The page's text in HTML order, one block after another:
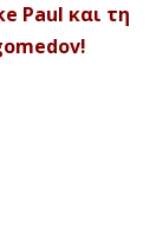
Paul και τη